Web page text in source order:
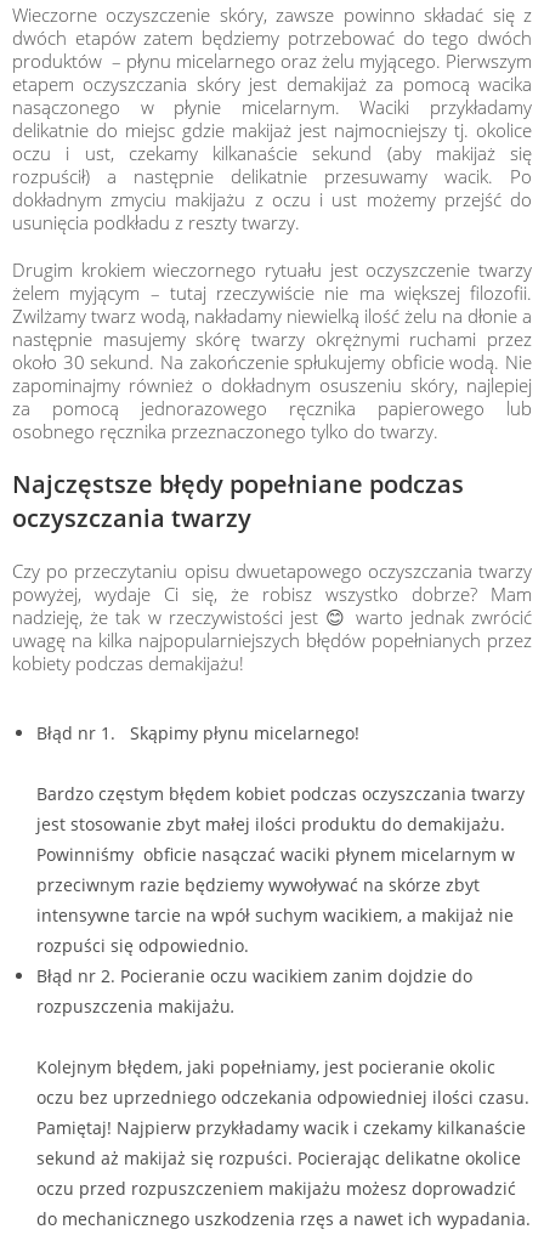
Wieczorne oczyszczenie skóry, zawsze powinno składać się z
dwóch etapów zatem będziemy potrzebować do tego dwóch
produktów – płynu micelarnego oraz żelu myjącego. Pierwszym
etapem oczyszczania skóry jest demakijaż za pomocą wacika
nasączonego w płynie micelarnym. Waciki przykładamy
delikatnie do miejsc gdzie makijaż jest najmocniejszy tj. okolice
oczu i ust, czekamy kilkanaście sekund (aby makijaż się
rozpuścił) a następnie delikatnie przesuwamy wacik. Po
dokładnym zmyciu makijażu z oczu i ust możemy przejść do
usunięcia podkładu z reszty twarzy.
Drugim krokiem wieczornego rytuału jest oczyszczenie twarzy
żelem myjącym – tutaj rzeczywiście nie ma większej filozofii.
Zwilżamy twarz wodą, nakładamy niewielką ilość żelu na dłonie a
następnie masujemy skórę twarzy okrężnymi ruchami przez
około 30 sekund. Na zakończenie spłukujemy obficie wodą. Nie
zapominajmy również o dokładnym osuszeniu skóry, najlepiej
za pomocą jednorazowego ręcznika papierowego lub
osobnego ręcznika przeznaczonego tylko do twarzy.
Najczęstsze błędy popełniane podczas
oczyszczania twarzy
Czy po przeczytaniu opisu dwuetapowego oczyszczania twarzy
powyżej, wydaje Ci się, że robisz wszystko dobrze? Mam
nadzieję, że tak w rzeczywistości jest 😊 warto jednak zwrócić
uwagę na kilka najpopularniejszych błędów popełnianych przez
kobiety podczas demakijażu!
Błąd nr 1. Skąpimy płynu micelarnego!
Bardzo częstym błędem kobiet podczas oczyszczania twarzy
jest stosowanie zbyt małej ilości produktu do demakijażu.
Powinniśmy obficie nasączać waciki płynem micelarnym w
przeciwnym razie będziemy wywoływać na skórze zbyt
intensywne tarcie na wpół suchym wacikiem, a makijaż nie
rozpuści się odpowiednio.
Błąd nr 2. Pocieranie oczu wacikiem zanim dojdzie do
rozpuszczenia makijażu.
Kolejnym błędem, jaki popełniamy, jest pocieranie okolic
oczu bez uprzedniego odczekania odpowiedniej ilości czasu.
Pamiętaj! Najpierw przykładamy wacik i czekamy kilkanaście
sekund aż makijaż się rozpuści. Pocierając delikatne okolice
oczu przed rozpuszczeniem makijażu możesz doprowadzić
do mechanicznego uszkodzenia rzęs a nawet ich wypadania.
i gęste włosy, ale również zdrową skórę głowy, która stanowi
marce. Dokonując świadomych wyborów ograniczysz ilość
jakościowych.
głowy. Yappco w swojej ofercie posiada cztery szampony
Odżywkę w przeciwieństwie do szamponu dobieramy do stanu
including skin, nails and hair.
Read more
conscious choices regarding reducing the amount of plastic we
ranking - mainly due to the microplastics used in beauty
Read more
care of our health and figure, but also preserve young and